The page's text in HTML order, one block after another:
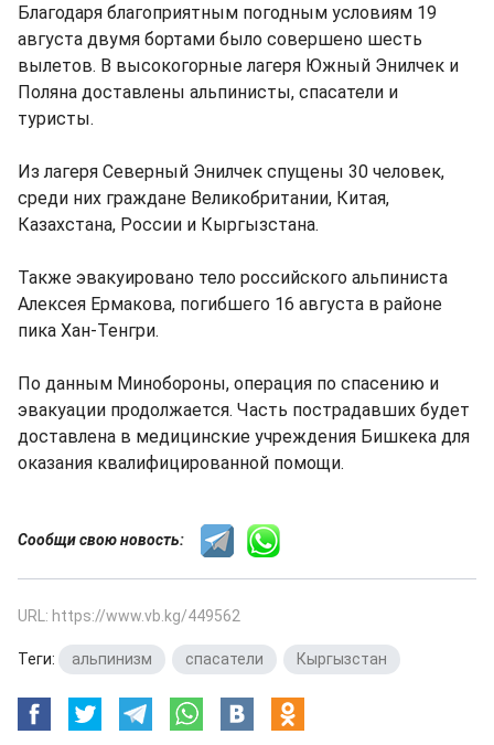
Благодаря благоприятным погодным условиям 19
августа двумя бортами было совершено шесть
вылетов. В высокогорные лагеря Южный Энилчек и
Поляна доставлены альпинисты, спасатели и
туристы.
Из лагеря Северный Энилчек спущены 30 человек,
среди них граждане Великобритании, Китая,
Казахстана, России и Кыргызстана.
Также эвакуировано тело российского альпиниста
Алексея Ермакова, погибшего 16 августа в районе
пика Хан-Тенгри.
По данным Минобороны, операция по спасению и
эвакуации продолжается. Часть пострадавших будет
доставлена в медицинские учреждения Бишкека для
оказания квалифицированной помощи.
Сообщи свою новость:
URL: https://www.vb.kg/449562
Теги: альпинизм спасатели Кыргызстан